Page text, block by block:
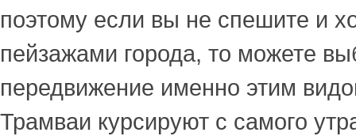
поэтому если вы не спешите и
пейзажами города, то можете
передвижение именно этим
Трамваи курсируют с самого